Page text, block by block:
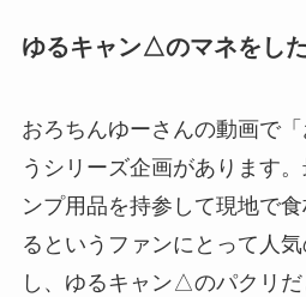
ゆるキャン△のマネをし
おろちんゆーさんの動画で
うシリーズ企画があります
ンプ用品を持参して現地で
るというファンにとって人
し、ゆるキャン△のパクリ